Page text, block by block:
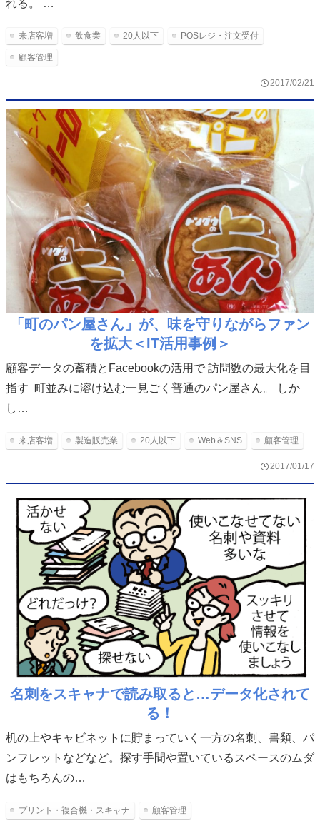
れる。 …
来店客増 飲食業 20人以下 POSレジ・注文受付
顧客管理
2017/02/21
「町のパン屋さん」が、味を守りながらファン
を拡大＜IT活用事例＞
顧客データの蓄積とFacebookの活用で 訪問数の最大化を目
指す 町並みに溶け込む一見ごく普通のパン屋さん。 しか
し…
来店客増 製造販売業 20人以下 Web＆SNS 顧客管理
2017/01/17
名刺をスキャナで読み取ると…データ化されて
る！
机の上やキャビネットに貯まっていく一方の名刺、書類、パ
ンフレットなどなど。探す手間や置いているスペースのムダ
はもちろんの…
プリント・複合機・スキャナ 顧客管理